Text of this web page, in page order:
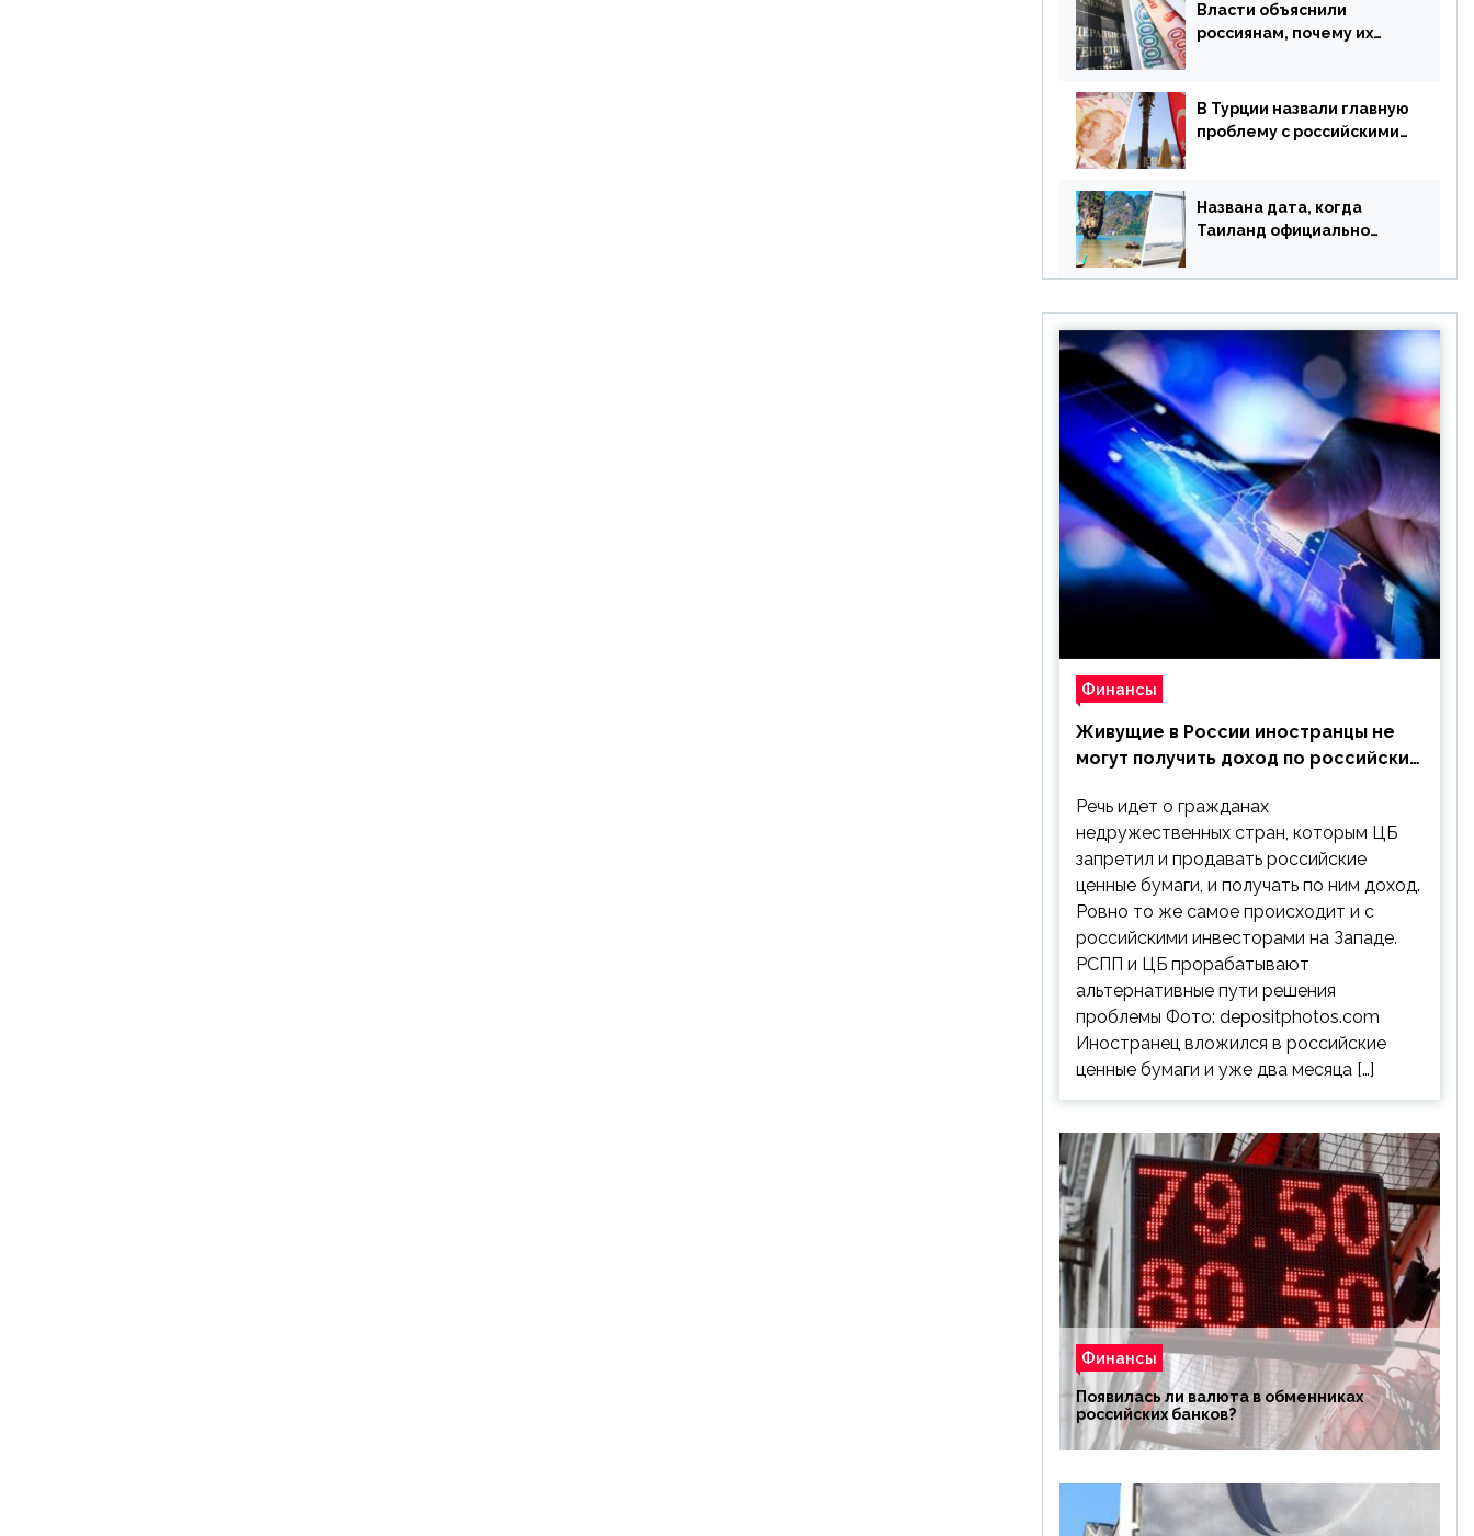
Власти объяснили
россиянам, почему их
В Турции назвали главную
проблему с российскими
Названа дата, когда
Таиланд официально
ограничения
Финансы
Живущие в России иностранцы не
могут получить доход по российским
Речь идет о гражданах
недружественных стран, которым ЦБ
запретил и продавать российские
ценные бумаги, и получать по ним доход.
Ровно то же самое происходит и с
российскими инвесторами на Западе.
РСПП и ЦБ прорабатывают
альтернативные пути решения
проблемы Фото: depositphotos.com
Иностранец вложился в российские
ценные бумаги и уже два месяца […]
Финансы
Появилась ли валюта в обменниках
российских банков?